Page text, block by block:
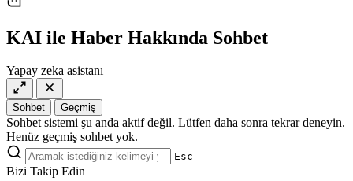
KAI ile Haber Hakkında Sohbet
Yapay zeka asistanı
Sohbet Geçmiş
Sohbet sistemi şu anda aktif değil. Lütfen daha sonra tekrar deneyin.
Henüz geçmiş sohbet yok.
Esc
Bizi Takip Edin